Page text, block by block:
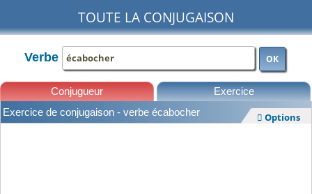
TOUTE LA CONJUGAISON
Verbe OK
Conjugueur Exercice
Exercice de conjugaison - verbe écabocher  Options